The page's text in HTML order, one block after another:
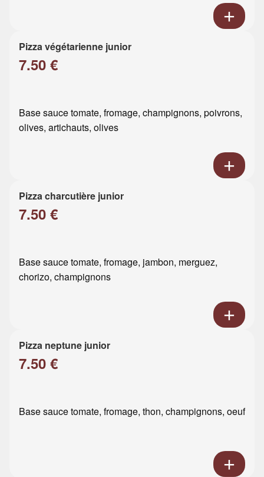
Pizza végétarienne junior
7.50 €
Base sauce tomate, fromage, champignons, poivrons,
olives, artichauts, olives
Pizza charcutière junior
7.50 €
Base sauce tomate, fromage, jambon, merguez,
chorizo, champignons
Pizza neptune junior
7.50 €
Base sauce tomate, fromage, thon, champignons, oeuf